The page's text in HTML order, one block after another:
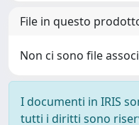
File in questo
Non ci sono file
I documenti in IRIS
tutti i diritti sono